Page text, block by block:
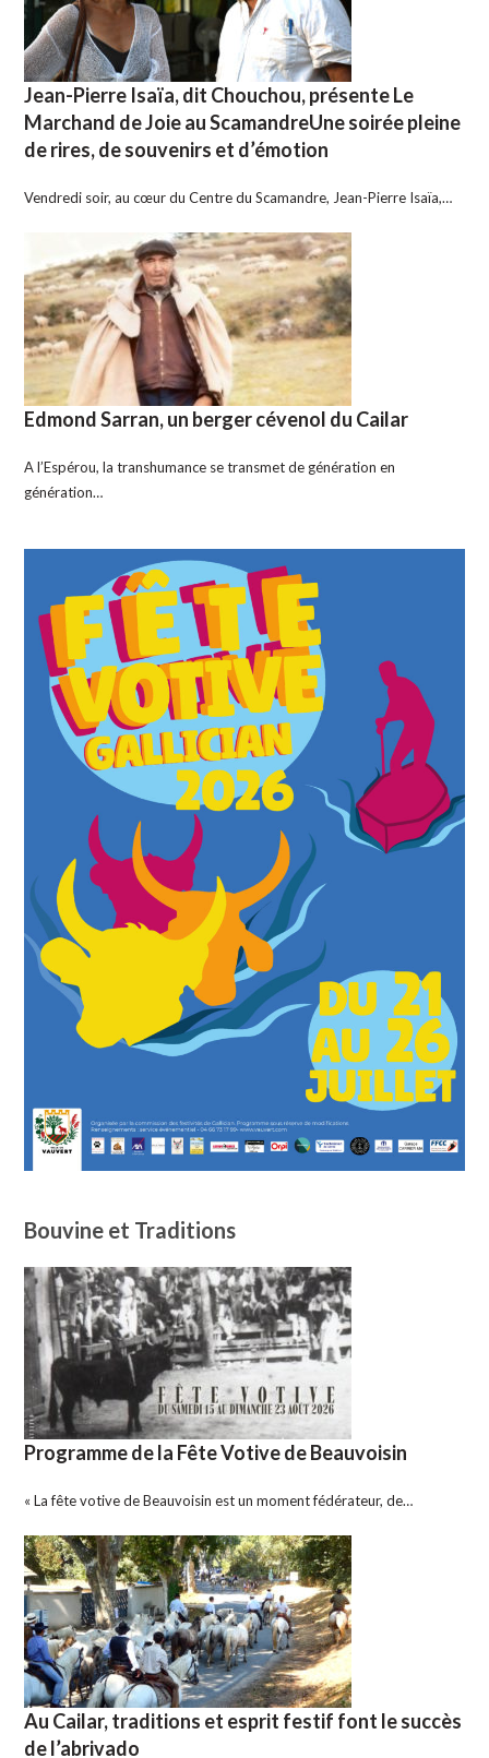
Jean-Pierre Isaïa, dit Chouchou, présente Le
Marchand de Joie au ScamandreUne soirée pleine
de rires, de souvenirs et d’émotion
Vendredi soir, au cœur du Centre du Scamandre, Jean-Pierre Isaïa,…
Edmond Sarran, un berger cévenol du Cailar
A l’Espérou, la transhumance se transmet de génération en
génération…
Bouvine et Traditions
Programme de la Fête Votive de Beauvoisin
« La fête votive de Beauvoisin est un moment fédérateur, de…
Au Cailar, traditions et esprit festif font le succès
de l’abrivado